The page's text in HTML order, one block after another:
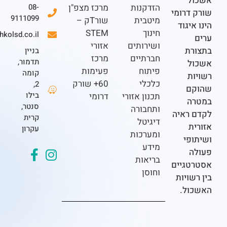
הזדקנות
מיטבית
ושירותים
חברתיים
פיתוח
כלכלי
תכנון אזורי
ותחבורה
דיגיטל
ומערכות
מידע
בריאות
וחוסן
מרכז מצפ"ן
אזורי
מרכז
פעימות
60+ שורק
דרומי
08-
9111099
office@eshkolsd.co.il
2,